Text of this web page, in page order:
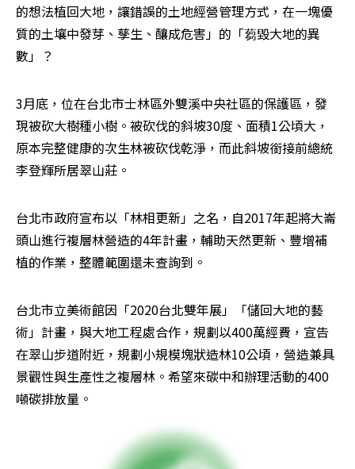
的想法植回大地，讓錯誤的土地經營管理方式，在一塊優
質的土壤中發芽、孳生、釀成危害」的「蒭毀大地的異
數」？
3月底，位在台北市士林區外雙溪中央社區的保護區，發
現被砍大樹種小樹。被砍伐的斜坡30度、面積1公頃大，
原本完整健康的次生林被砍伐乾淨，而此斜坡銜接前總統
李登輝所居翠山莊。
台北市政府宣布以「林相更新」之名，自2017年起將大崙
頭山進行複層林營造的4年計畫，輔助天然更新、豐增補
植的作業，整體範圍還未查詢到。
台北市立美術館因「2020台北雙年展」「儲回大地的藝
術」計畫，與大地工程處合作，規劃以400萬經費，宣告
在翠山步道附近，規劃小規模塊狀造林10公頃，營造兼具
景觀性與生產性之複層林。希望來碳中和辦理活動的400
噸碳排放量。